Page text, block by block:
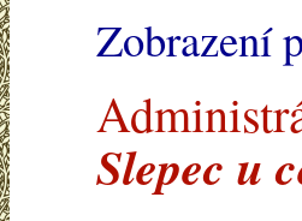
Zobrazení
Slepec u